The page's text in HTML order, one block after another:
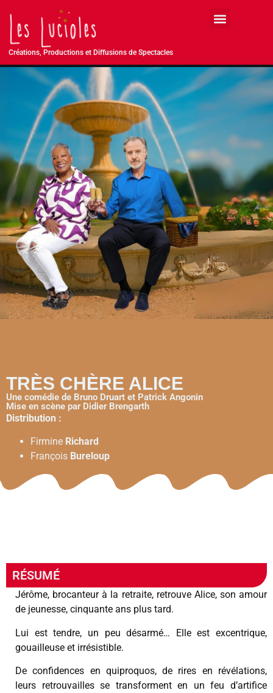
Créations, Productions et Diffusions de Spectacles
TRÈS CHÈRE ALICE
Une comédie de Bruno Druart et Patrick Angonin
Mise en scène par Didier Brengarth
Distribution :
Firmine Richard
François Bureloup
RÉSUMÉ
Jérôme, brocanteur à la retraite, retrouve Alice, son amour
de jeunesse, cinquante ans plus tard.
Lui est tendre, un peu désarmé… Elle est excentrique,
gouailleuse et irrésistible.
De confidences en quiproquos, de rires en révélations,
leurs retrouvailles se transforment en un feu d’artifice